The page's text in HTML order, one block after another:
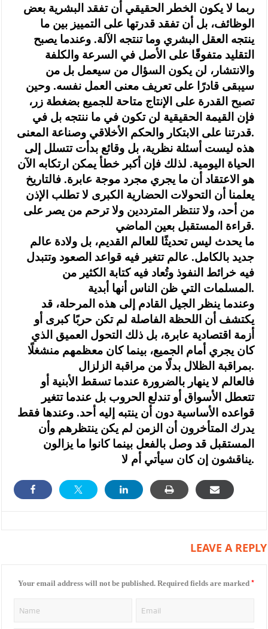
‏ربما لا يكون الخطر الحقيقي أن تفقد البشرية بعض
الوظائف، بل أن تفقد قدرتها على التمييز بين ما
ينتجه العقل البشري وما تنتجه الآلة. وعندما يصبح
التقليد متفوقًا على الأصل في السرعة والكلفة
والانتشار، لن يكون السؤال من سيعمل بل من
سيبقى قادرًا على تعريف معنى العمل نفسه. وحين
تصبح القدرة على الإنتاج متاحة للجميع بضغطة زر،
فإن القيمة الحقيقية لن تكون في ما ننتجه بل في
قدرتنا على الابتكار والحكم الأخلاقي وصناعة المعنى.
‏هذه ليست أسئلة نظرية، بل وقائع بدأت تتسلل إلى
الحياة اليومية. لذلك فإن أكبر خطأ يمكن ارتكابه الآن
هو الاعتقاد أن ما يجري مجرد موجة عابرة. فالتاريخ
يعلمنا أن التحولات الحضارية الكبرى لا تطلب الإذن
من أحد، ولا تنتظر المترددين ولا ترحم من يصر على
قراءة المستقبل بعين الماضي.
‏ما يحدث ليس تحديثًا للعالم القديم، بل ولادة عالم
جديد بالكامل. عالم تتغير فيه قواعد الصعود وتتبدل
فيه خرائط النفوذ وتُعاد فيه كتابة الكثير من
المسلمات التي ظن الناس أنها أبدية.
‏وعندما ينظر الجيل القادم إلى هذه المرحلة، قد
يكتشف أن اللحظة الفاصلة لم تكن حربًا كبرى أو
أزمة اقتصادية عابرة، بل ذلك التحول العميق الذي
كان يجري أمام الجميع، بينما كان معظمهم منشغلًا
بمراقبة الظلال بدلًا من مراقبة الزلزال.
‏فالعالم لا ينهار بالضرورة عندما تسقط الأبنية أو
تتعطل الأسواق أو تندلع الحروب بل عندما تتغير
قواعده الأساسية دون أن ينتبه إليه أحد. وعندها فقط
يدرك المتأخرون أن الزمن لم يكن ينتظرهم وأن
المستقبل قد وصل بالفعل بينما كانوا ما يزالون
يناقشون إن كان سيأتي أم لا.
LEAVE A REPLY
Your email address will not be published. Required fields are marked *